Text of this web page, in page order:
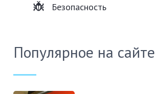
Безопасность
Популярное на сайте